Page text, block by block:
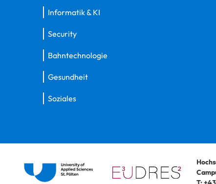
Informatik & KI
Security
Bahntechnologie
Gesundheit
Soziales